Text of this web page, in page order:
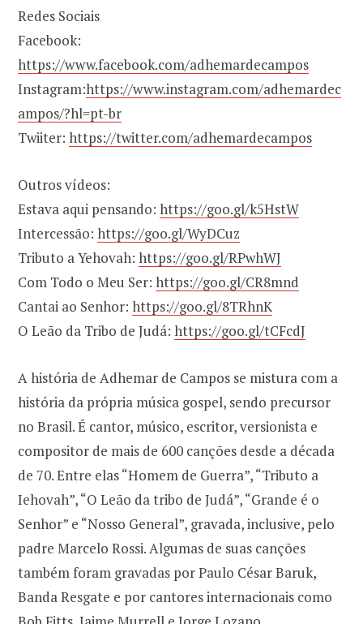
Redes Sociais
Facebook:
https://www.facebook.com/adhemardecampos
Instagram:https://www.instagram.com/adhemardec
ampos/?hl=pt-br
Twiiter: https://twitter.com/adhemardecampos
Outros vídeos:
Estava aqui pensando: https://goo.gl/k5HstW
Intercessão: https://goo.gl/WyDCuz
Tributo a Yehovah: https://goo.gl/RPwhWJ
Com Todo o Meu Ser: https://goo.gl/CR8mnd
Cantai ao Senhor: https://goo.gl/8TRhnK
O Leão da Tribo de Judá: https://goo.gl/tCFcdJ
A história de Adhemar de Campos se mistura com a
história da própria música gospel, sendo precursor
no Brasil. É cantor, músico, escritor, versionista e
compositor de mais de 600 canções desde a década
de 70. Entre elas “Homem de Guerra”, “Tributo a
Iehovah”, “O Leão da tribo de Judá”, “Grande é o
Senhor” e “Nosso General”, gravada, inclusive, pelo
padre Marcelo Rossi. Algumas de suas canções
também foram gravadas por Paulo César Baruk,
Banda Resgate e por cantores internacionais como